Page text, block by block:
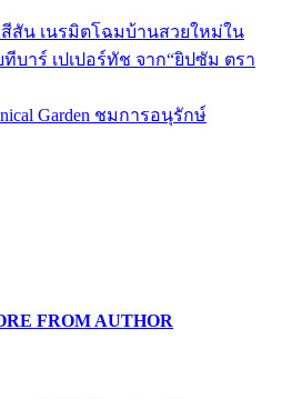
สีสัน เนรมิตโฉมบ้านสวยใหม่ใน
บาร์ เปเปอร์ทัช จาก“ยิปซัม ตรา
Garden ชมการอนุรักษ์
FROM AUTHOR